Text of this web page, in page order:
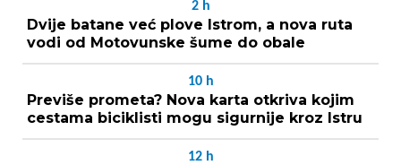
2 h
Dvije batane već plove Istrom, a nova ruta
vodi od Motovunske šume do obale
10 h
Previše prometa? Nova karta otkriva kojim
cestama biciklisti mogu sigurnije kroz Istru
12 h